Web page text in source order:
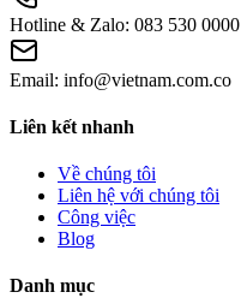
Hotline & Zalo: 083 530 0000
Email: info@vietnam.com.co
Liên kết nhanh
Về chúng tôi
Liên hệ với chúng tôi
Công việc
Blog
Danh mục